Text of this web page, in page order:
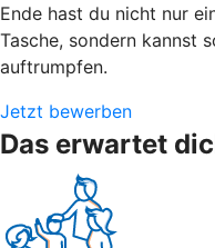
Ende hast du nicht nur
Tasche, sondern kannst
auftrumpfen.
Jetzt bewerben
Das erwartet